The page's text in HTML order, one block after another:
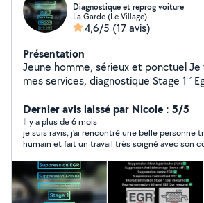
Diagnostique et reprog voiture
La Garde (Le Village)
4,6/5 (17 avis)
Présentation
Jeune homme, sérieux et ponctuel Je
mes services, diagnostique Stage 1 ´ Egr Off ´ Fap off ´
Lecture et Effacement défaut code erreur, voyant
moteur ,airbag Activation de certaines
certains modèles de voitures. Travail serieux et de
qualité Prix abordable
Dernier avis laissé par Nicole : 5/5
Il y a plus de 6 mois
je suis ravis, j'ai rencontré une belle personne
humain et fait un travail très soigné avec son
vivement . Merci encore